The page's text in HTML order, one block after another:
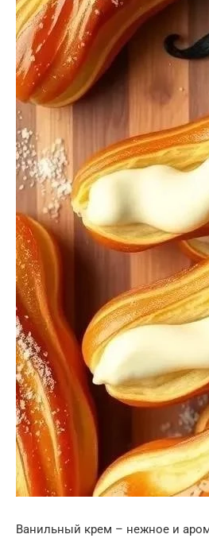
Ванильный крем – нежное и